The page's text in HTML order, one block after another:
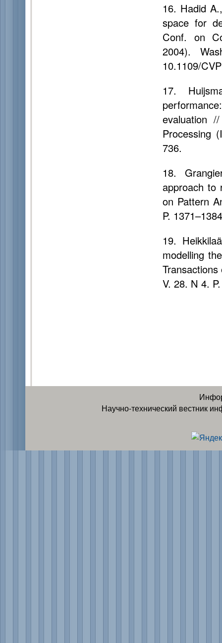
16. Hadid
space for
Conf. on
2004).
10.1109/
17.
evaluation
Processing
736.
18.
approach to
on Pattern
P.
19.
modelling
V. 28. N 4.
Научно-технический вестник